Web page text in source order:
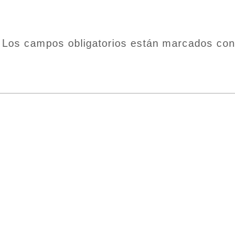
Los campos obligatorios están marcados con